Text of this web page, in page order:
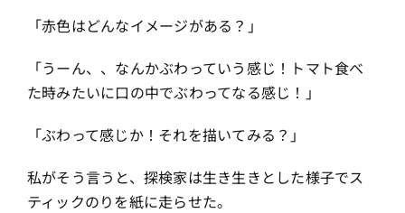
「赤色はどんなイメージがある？」
「うーん、、なんかぶわっていう感じ！トマト食べ
た時みたいに口の中でぶわってなる感じ！」
「ぶわって感じか！それを描いてみる？」
私がそう言うと、探検家は生き生きとした様子でス
ティックのりを紙に走らせた。